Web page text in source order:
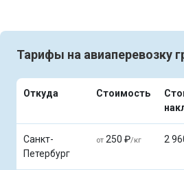
Тарифы на авиаперевозку
Откуда Стоимость
Санкт-
Петербург
от 250 ₽/кг 2